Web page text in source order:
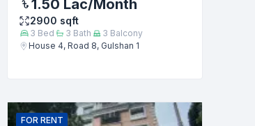
1.50 Lac/Month
2900 sqft
3 Bed 3 Bath 3 Balcony
House 4, Road 8, Gulshan 1
FOR RENT